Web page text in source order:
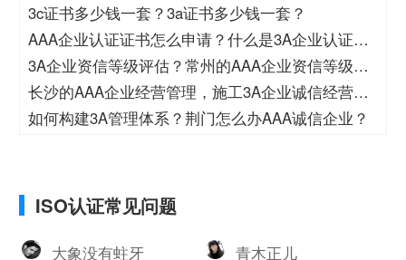
3c证书多少钱一套？3a证书多少钱一套？
AAA企业认证证书怎么申请？什么是3A企业认证证
书？
3A企业资信等级评估？常州的AAA企业资信等级办
理机构？
长沙的AAA企业经营管理，施工3A企业诚信经营相
关工作举措
如何构建3A管理体系？荆门怎么办AAA诚信企业？
ISO认证常见问题
大象没有蛀牙 青木正儿